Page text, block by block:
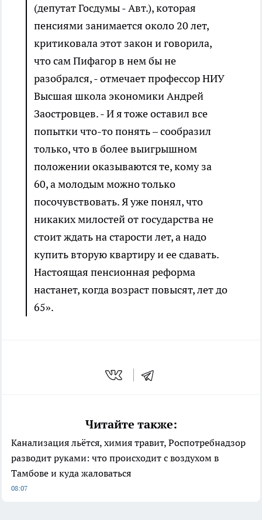
(депутат Госдумы - Авт.), которая
пенсиями занимается около 20 лет,
критиковала этот закон и говорила,
что сам Пифагор в нем бы не
разобрался, - отмечает профессор НИУ
Высшая школа экономики Андрей
Заостровцев. - И я тоже оставил все
попытки что-то понять – сообразил
только, что в более выигрышном
положении оказываются те, кому за
60, а молодым можно только
посочувствовать. Я уже понял, что
никаких милостей от государства не
стоит ждать на старости лет, а надо
купить вторую квартиру и ее сдавать.
Настоящая пенсионная реформа
настанет, когда возраст повысят, лет до
65».
Читайте также:
Канализация льётся, химия травит, Роспотребнадзор
разводит руками: что происходит с воздухом в
Тамбове и куда жаловаться
08:07